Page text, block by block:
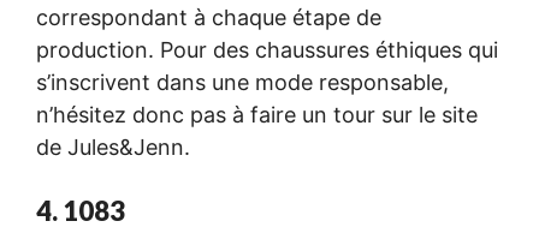
correspondant à chaque étape de
production. Pour des chaussures éthiques qui
s’inscrivent dans une mode responsable,
n’hésitez donc pas à faire un tour sur le site
de Jules&Jenn.
4. 1083